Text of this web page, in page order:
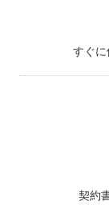
すぐ
契約